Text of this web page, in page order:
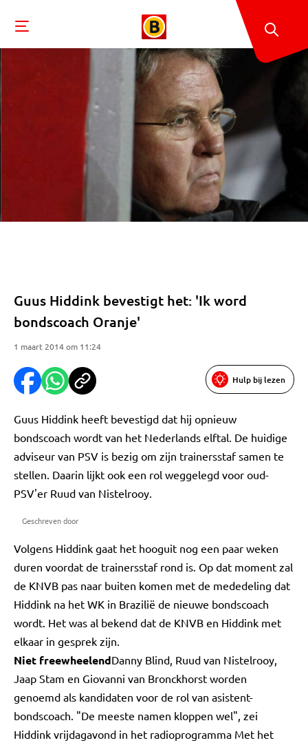
Guus Hiddink bevestigt het: 'Ik word
bondscoach Oranje'
1 maart 2014 om 11:24
Hulp bij lezen
Guus Hiddink heeft bevestigd dat hij opnieuw
bondscoach wordt van het Nederlands elftal. De huidige
adviseur van PSV is bezig om zijn trainersstaf samen te
stellen. Daarin lijkt ook een rol weggelegd voor oud-
PSV'er Ruud van Nistelrooy.
Geschreven door
Volgens Hiddink gaat het hooguit nog een paar weken
duren voordat de trainersstaf rond is. Op dat moment zal
de KNVB pas naar buiten komen met de mededeling dat
Hiddink na het WK in Brazilië de nieuwe bondscoach
wordt. Het was al bekend dat de KNVB en Hiddink met
elkaar in gesprek zijn.
Niet freewheelendDanny Blind, Ruud van Nistelrooy,
Jaap Stam en Giovanni van Bronckhorst worden
genoemd als kandidaten voor de rol van asistent-
bondscoach. "De meeste namen kloppen wel", zei
Hiddink vrijdagavond in het radioprogramma Met het